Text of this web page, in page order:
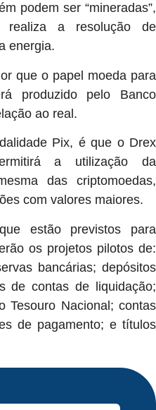
podem ser “mineradas”,
realiza a resolução de
energia.
que o papel moeda para
produzido pelo Banco
ao real.
Pix, é que o Drex
a utilização da
das criptomoedas,
com valores maiores.
estão previstos para
os projetos pilotos de:
bancárias; depósitos
de contas de liquidação;
Tesouro Nacional; contas
de pagamento; e títulos